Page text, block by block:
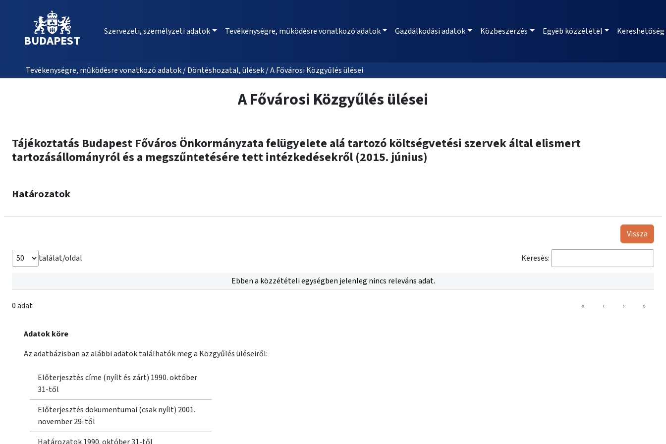
BUDAPEST
Szervezeti, személyzeti adatok Tevékenységre, működésre vonatkozó adatok Gazdálkodási adatok Közbeszerzés Egyéb közzététel Kereshetőség
Tevékenységre, működésre vonatkozó adatok / Döntéshozatal, ülések / A Fővárosi Közgyűlés ülései
A Fővárosi Közgyűlés ülései
Tájékoztatás Budapest Főváros Önkormányzata felügyelete alá tartozó költségvetési szervek által elismert
tartozásállományról és a megszűntetésére tett intézkedésekről (2015. június)
Határozatok
Vissza
találat/oldal Keresés:
Ebben a közzétételi egységben jelenleg nincs releváns adat.
0 adat « ‹ › »
Adatok köre
Az adatbázisban az alábbi adatok találhatók meg a Közgyűlés üléseiről:
Előterjesztés címe (nyílt és zárt) 1990. október
31-től
Előterjesztés dokumentumai (csak nyílt) 2001.
november 29-től